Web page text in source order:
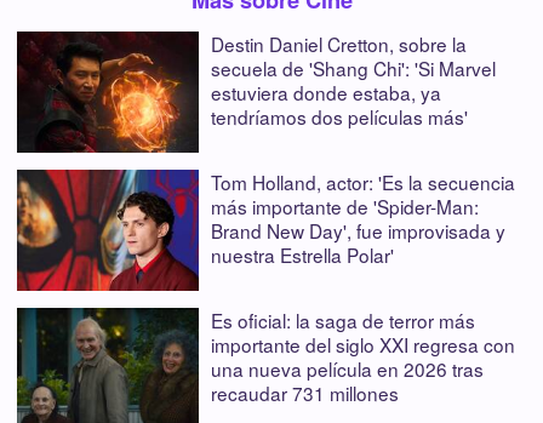
Destin Daniel Cretton, sobre la
secuela de 'Shang Chi': 'Si Marvel
estuviera donde estaba, ya
tendríamos dos películas más'
Tom Holland, actor: 'Es la secuencia
más importante de 'Spider-Man:
Brand New Day', fue improvisada y
nuestra Estrella Polar'
Es oficial: la saga de terror más
importante del siglo XXI regresa con
una nueva película en 2026 tras
recaudar 731 millones